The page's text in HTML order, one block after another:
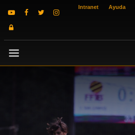
Intranet Ayuda